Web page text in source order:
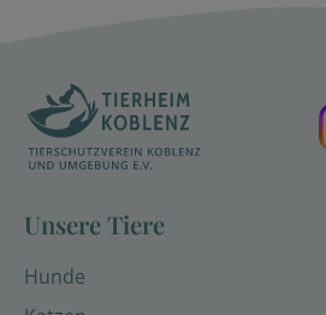
Unsere Tiere
Hunde